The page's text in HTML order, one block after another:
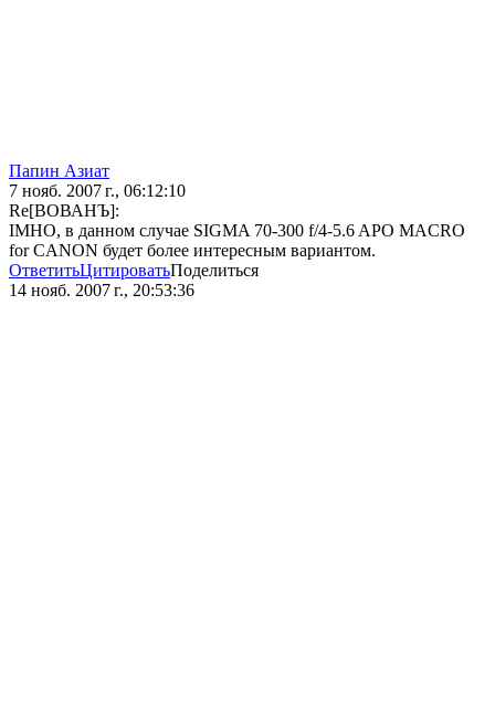
Папин Азиат
7 нояб. 2007 г., 06:12:10
Re[ВОВАНЪ]:
IMHO, в данном случае SIGMA 70-300 f/4-5.6 APO MACRO
for CANON будет более интересным вариантом.
ОтветитьЦитироватьПоделиться
14 нояб. 2007 г., 20:53:36